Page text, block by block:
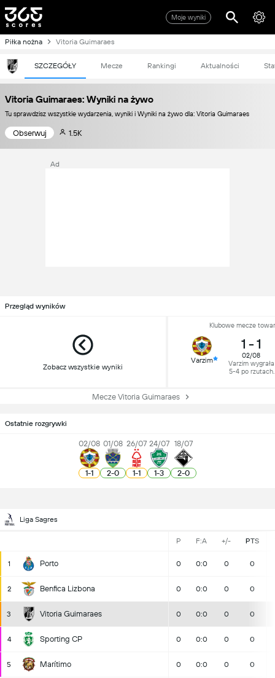
Moje wyniki
Piłka nożna Vitoria Guimaraes
SZCZEGÓŁY Mecze Rankingi Aktualności
Vitoria Guimaraes: Wyniki na żywo
Tu sprawdzisz wszystkie wydarzenia, wyniki i Wyniki na żywo dla: Vitoria Guimaraes
Obserwuj 1.5K
Ad
Przegląd wyników
Zobacz wszystkie wyniki
Klubowe mecze
Varzim
1 - 1
02/08
Varzim wygrała
5-4 po rzutach
Mecze Vitoria Guimaraes
Ostatnie rozgrywki
02/08
1-1
01/08
2-0
26/07
1-1
24/07
1-3
18/07
2-0
Liga Sagres
P F:A +/- PTS
1 Porto 0 0:0 0 0
2 Benfica Lizbona 0 0:0 0 0
3 Vitoria Guimaraes 0 0:0 0 0
4 Sporting CP 0 0:0 0 0
5 Marítimo 0 0:0 0 0